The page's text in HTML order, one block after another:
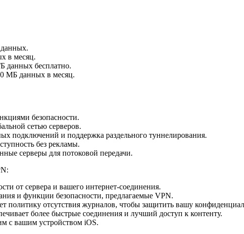
в месяц.
данных бесплатно.
МБ данных в месяц.
безопасности.
сетью серверов.
подключений и поддержка раздельного туннелирования.
без рекламы.
серверы для потоковой передачи.
от сервера и вашего интернет-соединения.
и функции безопасности, предлагаемые VPN.
политику отсутствия журналов, чтобы защитить вашу
более быстрые соединения и лучший доступ к контенту.
с вашим устройством iOS.